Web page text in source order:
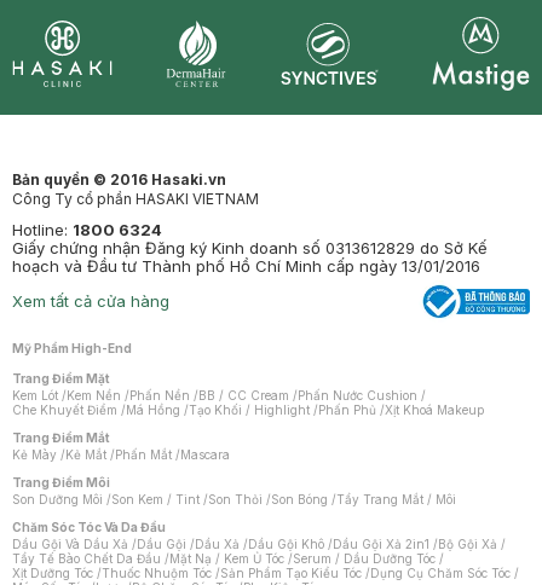
Bản quyền © 2016 Hasaki.vn
Công Ty cổ phần HASAKI VIETNAM
Hotline: 1800 6324
Giấy chứng nhận Đăng ký Kinh doanh số 0313612829 do Sở Kế
hoạch và Đầu tư Thành phố Hồ Chí Minh cấp ngày 13/01/2016
Xem tất cả cửa hàng
Mỹ Phẩm High-End
Trang Điểm Mặt
Kem Lót /Kem Nền /Phấn Nền /BB / CC Cream /Phấn Nước Cushion /
Che Khuyết Điểm /Má Hồng /Tạo Khối / Highlight /Phấn Phủ /Xịt Khoá Makeup
Trang Điểm Mắt
Kẻ Mày /Kẻ Mắt /Phấn Mắt /Mascara
Trang Điểm Môi
Son Dưỡng Môi /Son Kem / Tint /Son Thỏi /Son Bóng /Tẩy Trang Mắt / Môi
Chăm Sóc Tóc Và Da Đầu
Dầu Gội Và Dầu Xả /Dầu Gội /Dầu Xả /Dầu Gội Khô /Dầu Gội Xả 2in1 /Bộ Gội Xả /
Tẩy Tế Bào Chết Da Đầu /Mặt Nạ / Kem Ủ Tóc /Serum / Dầu Dưỡng Tóc /
Xịt Dưỡng Tóc /Thuốc Nhuộm Tóc /Sản Phẩm Tạo Kiểu Tóc /Dụng Cụ Chăm Sóc Tóc /